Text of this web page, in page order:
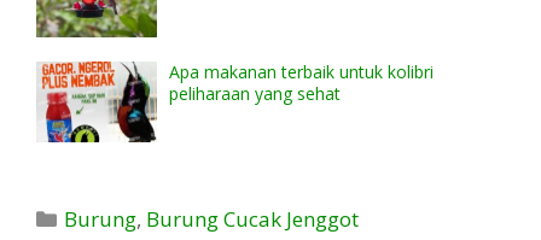
Apa makanan terbaik untuk kolibri
peliharaan yang sehat
Kategori
Burung, Burung Cucak Jenggot